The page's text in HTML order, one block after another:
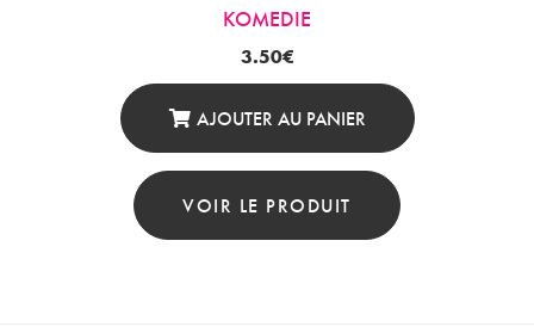
KOMEDIE
3.50€
AJOUTER AU PANIER
VOIR LE PRODUIT